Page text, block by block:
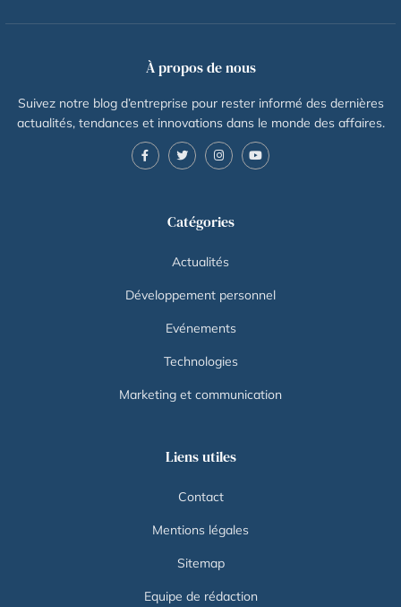
À propos de nous
Suivez notre blog d’entreprise pour rester informé des dernières
actualités, tendances et innovations dans le monde des affaires.
Catégories
Actualités
Développement personnel
Evénements
Technologies
Marketing et communication
Liens utiles
Contact
Mentions légales
Sitemap
Equipe de rédaction